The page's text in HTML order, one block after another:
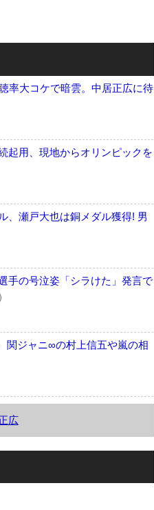
率大コケで暗雲。中居正広に待
起用、現地からオリンピックを
、瀬戸大也は銅メダル獲得! 男
手の号泣姿「シラけた」発言で
関ジャニ∞の村上信五や嵐の相
広